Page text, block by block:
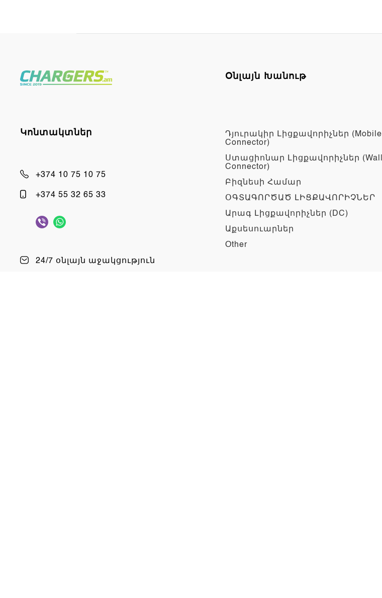
Կոնտակտներ
+374 10 75 10 75
+374 55 32 65 33
24/7 օնլայն աջակցություն
Օնլայն Խանութ
Դյուրակիր Լիցքավորիչներ (Mobile
Connector)
Ստացիոնար Լիցքավորիչներ (Wall
Connector)
Բիզնեսի Համար
ՕԳՏԱԳՈՐԾԱԾ ԼԻՑՔԱՎՈՐԻՉՆԵՐ
Արագ Լիցքավորիչներ (DC)
Աքսեսուարներ
Other